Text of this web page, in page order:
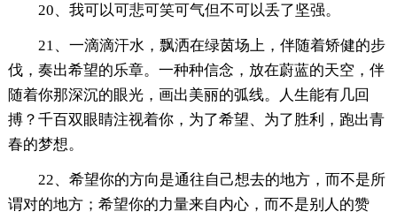
20、我可以可悲可笑可气但不可以丢了坚强。
21、一滴滴汗水，飘洒在绿茵场上，伴随着矫健的步
伐，奏出希望的乐章。一种种信念，放在蔚蓝的天空，伴
随着你那深沉的眼光，画出美丽的弧线。人生能有几回
搏？千百双眼睛注视着你，为了希望、为了胜利，跑出青
春的梦想。
22、希望你的方向是通往自己想去的地方，而不是所
谓对的地方；希望你的力量来自内心，而不是别人的赞